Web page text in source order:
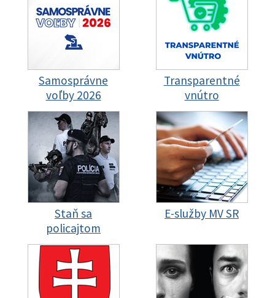
Samosprávne
voľby 2026
Transparentné
vnútro
Staň sa
policajtom
E-služby MV SR